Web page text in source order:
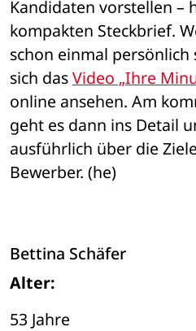
Kandidaten vorstellen –
kompakten Steckbrief.
schon einmal persönlich
sich das Video „Ihre
online ansehen. Am
geht es dann ins Detail
ausführlich über die
Bewerber. (he)
Bettina Schäfer
Alter:
53 Jahre